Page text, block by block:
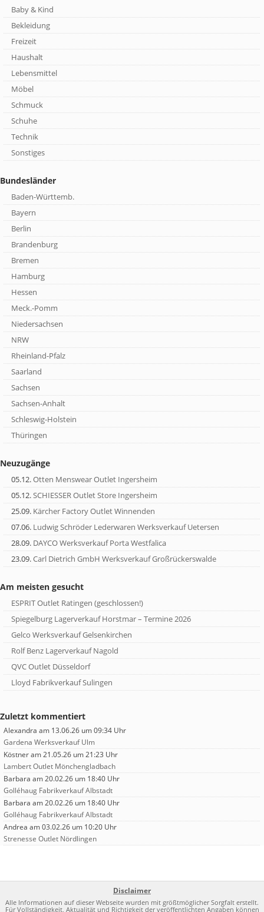
Baby & Kind
Bekleidung
Freizeit
Haushalt
Lebensmittel
Möbel
Schmuck
Schuhe
Technik
Sonstiges
Bundesländer
Baden-Württemb.
Bayern
Berlin
Brandenburg
Bremen
Hamburg
Hessen
Meck.-Pomm
Niedersachsen
NRW
Rheinland-Pfalz
Saarland
Sachsen
Sachsen-Anhalt
Schleswig-Holstein
Thüringen
Neuzugänge
05.12.Otten Menswear Outlet Ingersheim
05.12.SCHIESSER Outlet Store Ingersheim
25.09. Kärcher Factory Outlet Winnenden
07.06. Ludwig Schröder Lederwaren Werksverkauf Uetersen
28.09. DAYCO Werksverkauf Porta Westfalica
23.09.Carl Dietrich GmbH Werksverkauf Großrückerswalde
Am meisten gesucht
ESPRIT Outlet Ratingen (geschlossen!)
Spiegelburg Lagerverkauf Horstmar – Termine 2026
Gelco Werksverkauf Gelsenkirchen
Rolf Benz Lagerverkauf Nagold
QVC Outlet Düsseldorf
Lloyd Fabrikverkauf Sulingen
Zuletzt kommentiert
Alexandra am 13.06.26 um 09:34 Uhr
Gardena Werksverkauf Ulm
Köstneram 21.05.26 um 21:23 Uhr
Lambert Outlet Mönchengladbach
Barbara am 20.02.26 um 18:40 Uhr
Golléhaug Fabrikverkauf Albstadt
Barbara am 20.02.26 um 18:40 Uhr
Golléhaug Fabrikverkauf Albstadt
Andrea am 03.02.26 um 10:20 Uhr
Strenesse Outlet Nördlingen
Disclaimer
Alle Informationen auf dieser Webseite wurden mit größtmöglicher Sorgfalt erstellt.
Für Vollständigkeit, Aktualität und Richtigkeit der veröffentlichten Angaben können